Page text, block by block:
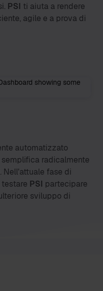
PSI ti aiuta a rendere
agile e a prova di
automatizzato
radicalmente
Nell'attuale fase di
PSI partecipare
sviluppo di